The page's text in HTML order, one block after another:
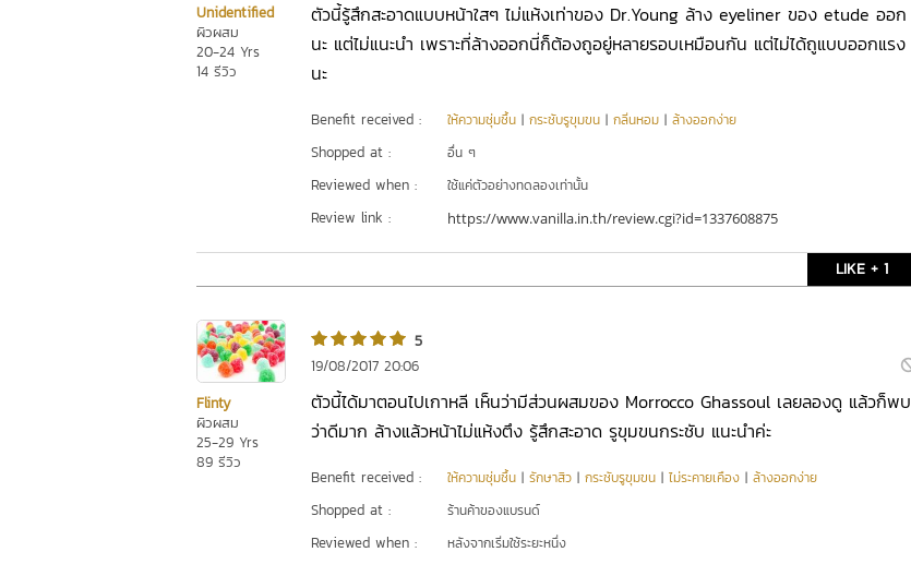
Unidentified
ผิวผสม
20-24 Yrs
14 รีวิว
ตัวนี้รู้สึกสะอาดแบบหน้าใสๆ ไม่แห้งเท่าของ Dr.Young ล้าง eyeliner ของ etude ออก
นะ แต่ไม่แนะนำ เพราะที่ล้างออกนี่ก็ต้องถูอยู่หลายรอบเหมือนกัน แต่ไม่ได้ถูแบบออกแรง
นะ
Benefit received : ให้ความชุ่มชื้น | กระชับรูขุมขน | กลิ่นหอม | ล้างออกง่าย
Shopped at : อื่น ๆ
Reviewed when : ใช้แค่ตัวอย่างทดลองเท่านั้น
Review link : https://www.vanilla.in.th/review.cgi?id=1337608875
LIKE + 1
Flinty
ผิวผสม
25-29 Yrs
89 รีวิว
5
19/08/2017 20:06
ตัวนี้ได้มาตอนไปเกาหลี เห็นว่ามีส่วนผสมของ Morrocco Ghassoul เลยลองดู แล้วก็พบ
ว่าดีมาก ล้างแล้วหน้าไม่แห้งตึง รู้สึกสะอาด รูขุมขนกระชับ แนะนำค่ะ
Benefit received : ให้ความชุ่มชื้น | รักษาสิว | กระชับรูขุมขน | ไม่ระคายเคือง | ล้างออกง่าย
Shopped at : ร้านค้าของแบรนด์
Reviewed when : หลังจากเริ่มใช้ระยะหนึ่ง